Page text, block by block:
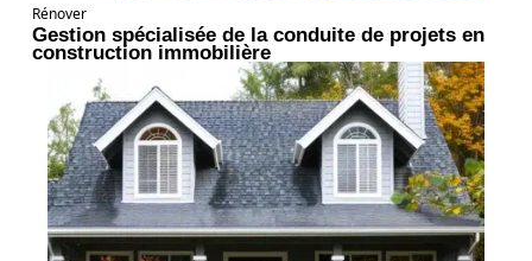
Rénover
Gestion spécialisée de la conduite de projets en
construction immobilière